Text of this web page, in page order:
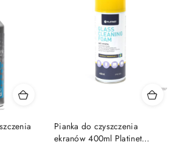
Pianka do czyszczenia
ekranów 400ml Platinet